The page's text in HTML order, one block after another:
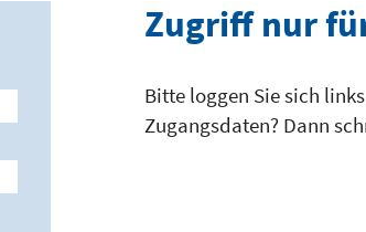
Zugriff nur
Bitte loggen Sie sich
Zugangsdaten? Dann